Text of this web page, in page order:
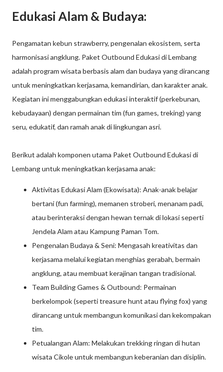
Edukasi Alam & Budaya:
Pengamatan kebun strawberry, pengenalan ekosistem, serta
harmonisasi angklung. Paket Outbound Edukasi di Lembang
adalah program wisata berbasis alam dan budaya yang dirancang
untuk meningkatkan kerjasama, kemandirian, dan karakter anak.
Kegiatan ini menggabungkan edukasi interaktif (perkebunan,
kebudayaan) dengan permainan tim (fun games, treking) yang
seru, edukatif, dan ramah anak di lingkungan asri.
Berikut adalah komponen utama Paket Outbound Edukasi di
Lembang untuk meningkatkan kerjasama anak:
Aktivitas Edukasi Alam (Ekowisata): Anak-anak belajar
bertani (fun farming), memanen stroberi, menanam padi,
atau berinteraksi dengan hewan ternak di lokasi seperti
Jendela Alam atau Kampung Paman Tom.
Pengenalan Budaya & Seni: Mengasah kreativitas dan
kerjasama melalui kegiatan menghias gerabah, bermain
angklung, atau membuat kerajinan tangan tradisional.
Team Building Games & Outbound: Permainan
berkelompok (seperti treasure hunt atau flying fox) yang
dirancang untuk membangun komunikasi dan kekompakan
tim.
Petualangan Alam: Melakukan trekking ringan di hutan
wisata Cikole untuk membangun keberanian dan disiplin.